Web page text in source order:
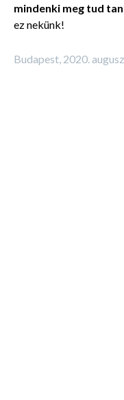
mindenki meg tud
ez nekünk!
Budapest, 2020.